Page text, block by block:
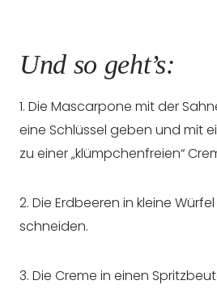
Und so geht’s:
1. Die Mascarpone mit der
eine Schlüssel geben und mit
zu einer „klümpchenfreien“
2. Die Erdbeeren in kleine
schneiden.
3. Die Creme in einen